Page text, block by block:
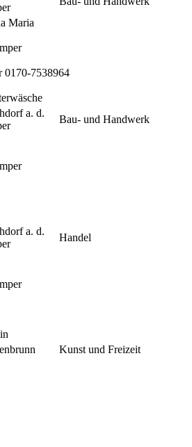
Maria
0170-7538964
a. d.
Bau- und Handwerk
a. d.
Handel
Kunst und Freizeit